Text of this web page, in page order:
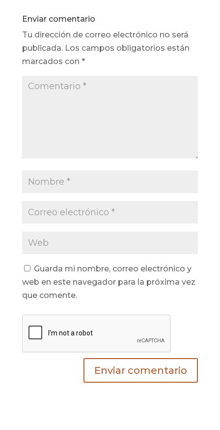
Enviar comentario
Tu dirección de correo electrónico no será
publicada. Los campos obligatorios están
marcados con *
Guarda mi nombre, correo electrónico y
web en este navegador para la próxima vez
que comente.